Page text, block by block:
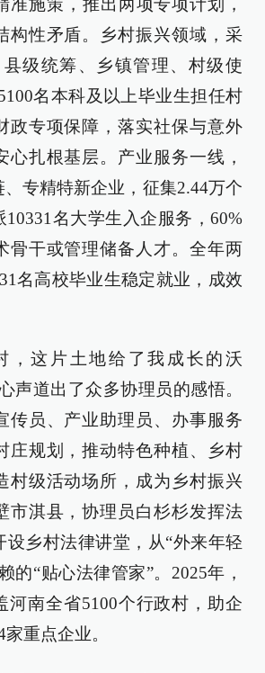
准施策，推出两项专项计划，
构性矛盾。乡村振兴领域，采
级统筹、乡镇管理、村级使
名本科及以上毕业生担任村
政专项保障，落实社保与意外
心扎根基层。产业服务一线，
专精特新企业，征集2.44万个
名大学生入企服务，60%
骨干或管理储备人才。全年两
名高校毕业生稳定就业，成效
，这片土地给了我成长的沃
声道出了众多协理员的感悟。
传员、产业助理员、办事服务
庄规划，推动特色种植、乡村
村级活动场所，成为乡村振兴
市淇县，协理员白杉杉发挥法
设乡村法律讲堂，从“外来年轻
的“贴心法律管家”。2025年，
河南全省5100个行政村，助企
重点企业。